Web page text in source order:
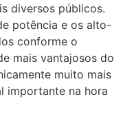
diversos públicos.
potência e os alto-
conforme o
mais vantajosos do
muito mais
importante na hora